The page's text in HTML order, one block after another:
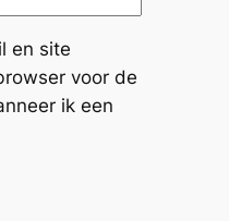
en site
voor de
ik een